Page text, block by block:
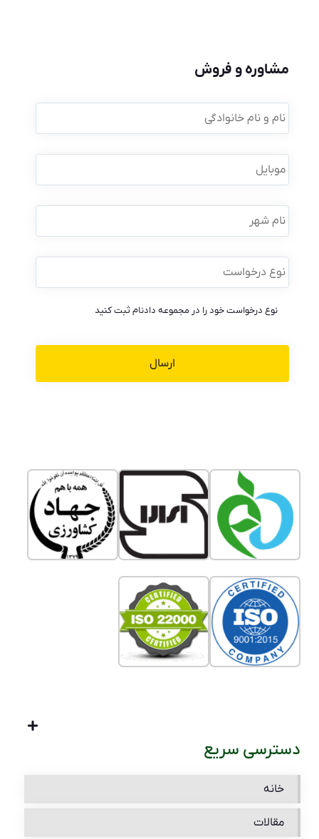
مشاوره و فروش
نام
و
نام
موبایل *
نام
شهر
نوع
درخواست *
نوع درخواست خود را در مجموعه دادنام ثبت کنید
دسترسی سریع
خانه
مقالات